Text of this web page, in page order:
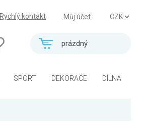
Můj účet
Rychlý kontakt
prázdný
SPORT DEKORACE DÍLNA